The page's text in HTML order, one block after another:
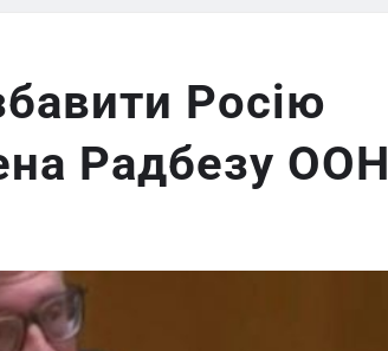
Росію
Радбезу ООН